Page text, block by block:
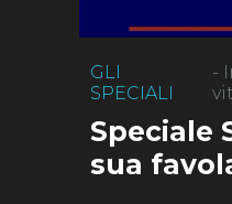
GLI
SPECIALI
-
Speciale
sua